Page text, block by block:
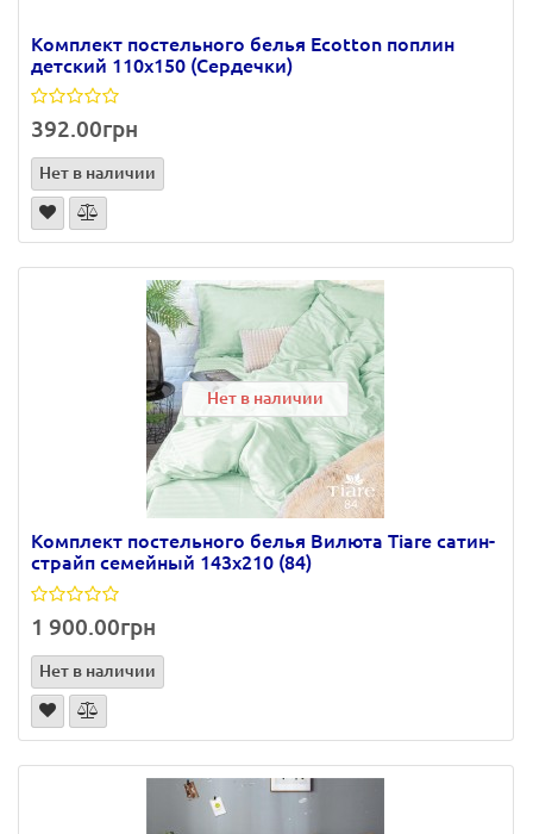
Комплект постельного белья Ecotton поплин
детский 110х150 (Сердечки)
392.00грн
Нет в наличии
Нет в наличии
Комплект постельного белья Вилюта Tiare сатин-
страйп семейный 143х210 (84)
1 900.00грн
Нет в наличии